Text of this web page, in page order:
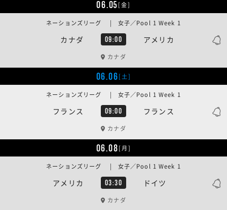
06.05[金]
カナダ 09:00 アメリカ
ネーションズリーグ | 女子／Pool 1 Week 1
カナダ
06.06[土]
フランス 09:00 フランス
ネーションズリーグ | 女子／Pool 1 Week 1
カナダ
06.08[月]
アメリカ 03:30 ドイツ
ネーションズリーグ | 女子／Pool 1 Week 1
カナダ